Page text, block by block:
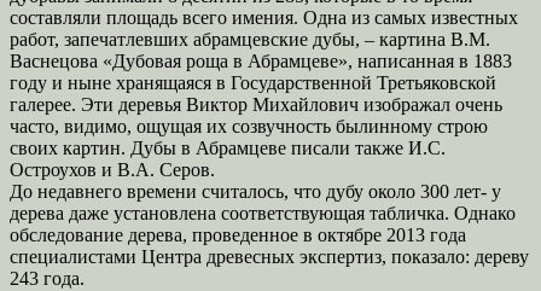
составляли площадь всего имения. Одна из самых известных
работ, запечатлевших абрамцевские дубы, – картина В.М.
Васнецова «Дубовая роща в Абрамцеве», написанная в 1883
году и ныне хранящаяся в Государственной Третьяковской
галерее. Эти деревья Виктор Михайлович изображал очень
часто, видимо, ощущая их созвучность былинному строю
своих картин. Дубы в Абрамцеве писали также И.С.
Остроухов и В.А. Серов.
До недавнего времени считалось, что дубу около 300 лет- у
дерева даже установлена соответствующая табличка. Однако
обследование дерева, проведенное в октябре 2013 года
специалистами Центра древесных экспертиз, показало: дереву
243 года.